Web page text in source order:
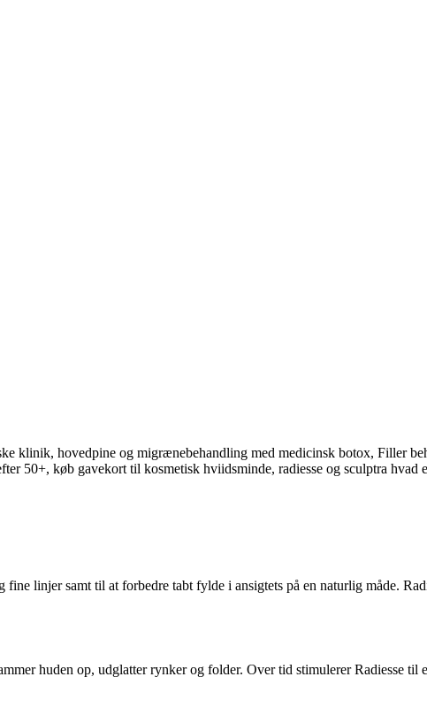
linjer samt til at forbedre tabt fylde i ansigtets på en naturlig måde.
huden op, udglatter rynker og folder. Over tid stimulerer Radiesse